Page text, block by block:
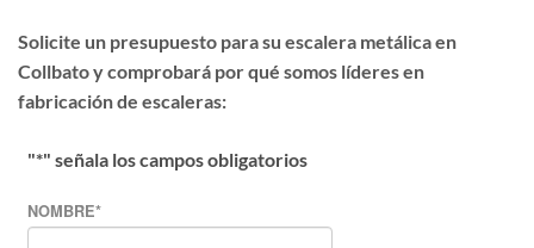
Solicite un presupuesto para su escalera metálica en
Collbato y comprobará por qué somos líderes en
fabricación de escaleras:
"*" señala los campos obligatorios
NOMBRE*